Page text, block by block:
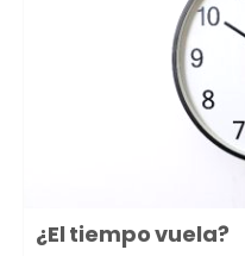
¿El tiempo vuela?